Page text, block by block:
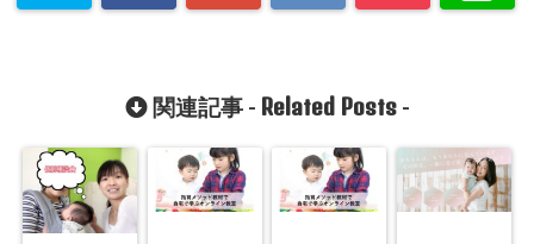
関連記事 - Related Posts-